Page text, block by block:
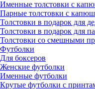
Именные толстовки с
Парные толстовки с
Толстовки в подарок для
Толстовки в подарок для
Толстовки со смешными
Футболки
Для боксеров
Женские футболки
Именные футболки
Крутые футболки с